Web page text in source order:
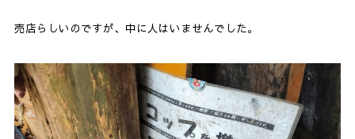
売店らしいのですが、中に人はいませんでした。